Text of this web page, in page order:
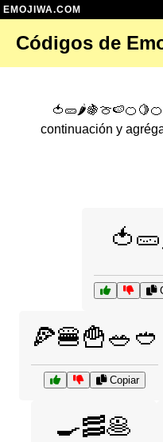
EMOJIWA.COM
Códigos de
continuación y
🍕🍔🍟🥗🥙
Copiar
🍳🥓🥞